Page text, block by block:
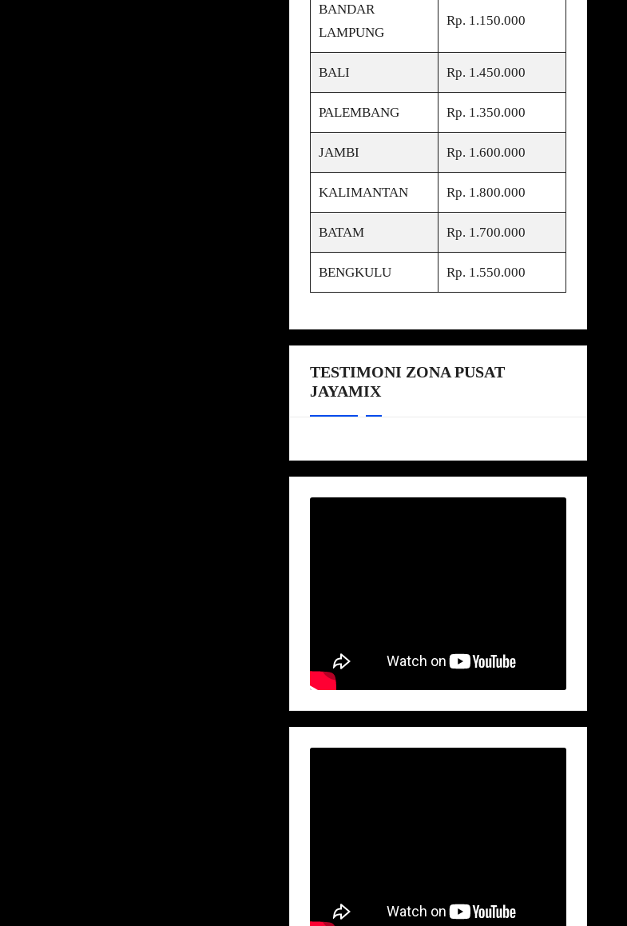
BANDAR
LAMPUNG
Rp. 1.150.000
BALI Rp. 1.450.000
PALEMBANG Rp. 1.350.000
JAMBI Rp. 1.600.000
KALIMANTAN Rp. 1.800.000
BATAM Rp. 1.700.000
BENGKULU Rp. 1.550.000
TESTIMONI ZONA PUSAT
JAYAMIX